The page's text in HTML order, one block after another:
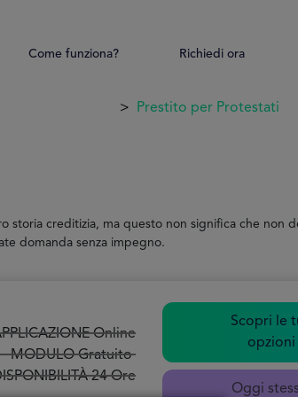
Richiedi ora
Come funziona?
Prestito per Protestati
storia creditizia, ma questo non significa che non
domanda senza impegno.
Online
MODULO Gratuito
24 Ore
Scopri le
opzioni
Oggi